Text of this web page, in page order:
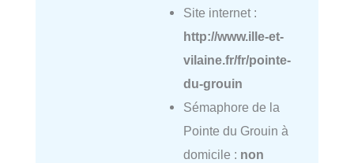
Site internet :
http://www.ille-et-
vilaine.fr/fr/pointe-
du-grouin
Sémaphore de la
Pointe du Grouin à
domicile : non